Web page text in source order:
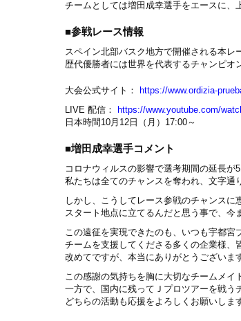
チームとしては増田成幸選手をエースに、
■参戦レース情報
スペイン北部バスク地方で開催される本レ
歴代優勝者には世界を代表するチャンピオ
大会公式サイト：
https://www.ordizia-
LIVE 配信：
https://www.youtube.com/
日本時間10月12日（月）17:00～
■増田成幸選手コメント
コロナウィルスの影響で選考期間の延長
私たちは全てのチャンスを奪われ、文字通
しかし、こうしてレース参戦のチャンスに
スタート地点に立てるんだと思う事で、今
この遠征を実現できたのも、いつも宇都宮
チームを支援してくださる多くの企業様、
改めてですが、本当にありがとうございま
この感謝の気持ちを胸に大切なチームメイ
一方で、国内に残ってＪプロツアーを戦う
どちらの活動も応援をよろしくお願いしま